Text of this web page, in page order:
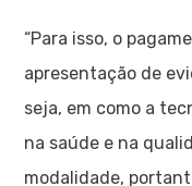
“Para isso, o
apresentação de
seja, em como a
na saúde e na
modalidade,